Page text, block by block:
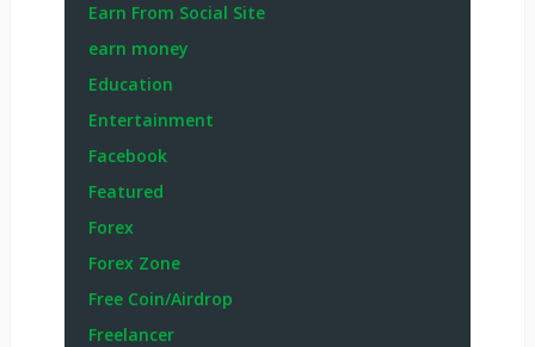
Earn From Social Site
earn money
Education
Entertainment
Facebook
Featured
Forex
Forex Zone
Free Coin/Airdrop
Freelancer